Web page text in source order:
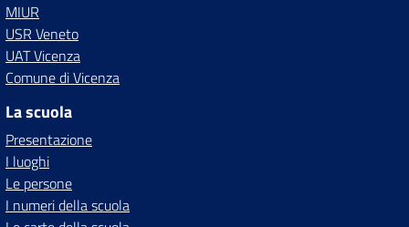
MIUR
USR Veneto
UAT Vicenza
Comune di Vicenza
La scuola
Presentazione
I luoghi
Le persone
I numeri della scuola